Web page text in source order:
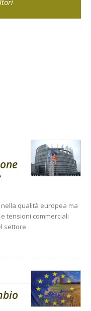
qualità europea ma
e tensioni commerciali
settore